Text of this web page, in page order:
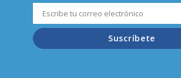
Suscríbete